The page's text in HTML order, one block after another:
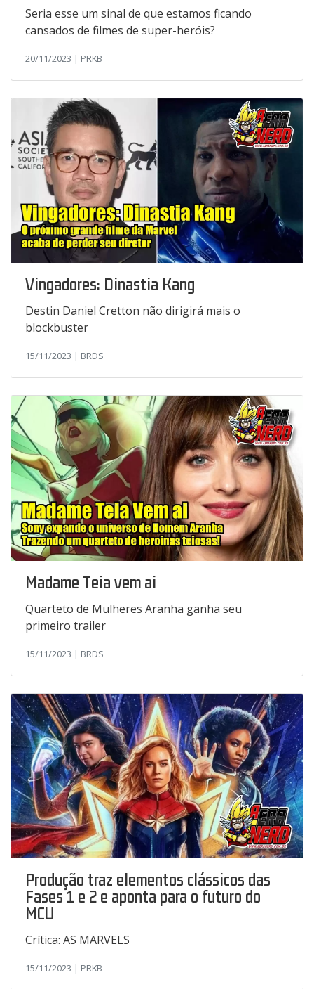
Seria esse um sinal de que estamos ficando
cansados de filmes de super-heróis?
20/11/2023 | PRKB
Vingadores: Dinastia Kang
Destin Daniel Cretton não dirigirá mais o
blockbuster
15/11/2023 | BRDS
Madame Teia vem ai
Quarteto de Mulheres Aranha ganha seu
primeiro trailer
15/11/2023 | BRDS
Produção traz elementos clássicos das
Fases 1 e 2 e aponta para o futuro do
MCU
Crítica: AS MARVELS
15/11/2023 | PRKB